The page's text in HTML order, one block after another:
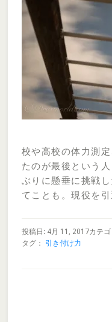
校や高校の体力測
たのが最後という
ぶりに懸垂に挑戦
てことも。現役を
投稿日: 4月 11, 2017カテゴ
タグ： 引き付け力